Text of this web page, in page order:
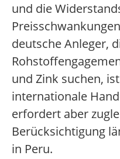
und die
deutsche Anleger,
und Zink suchen,
internationale
erfordert aber
Berücksichtigung
in Peru.